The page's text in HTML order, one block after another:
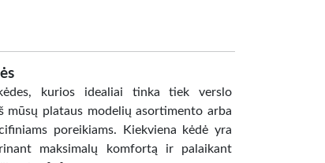
kurios idealiai tinka tiek verslo
plataus modelių asortimento arba
poreikiams. Kiekviena kėdė yra
maksimalų komfortą ir palaikant